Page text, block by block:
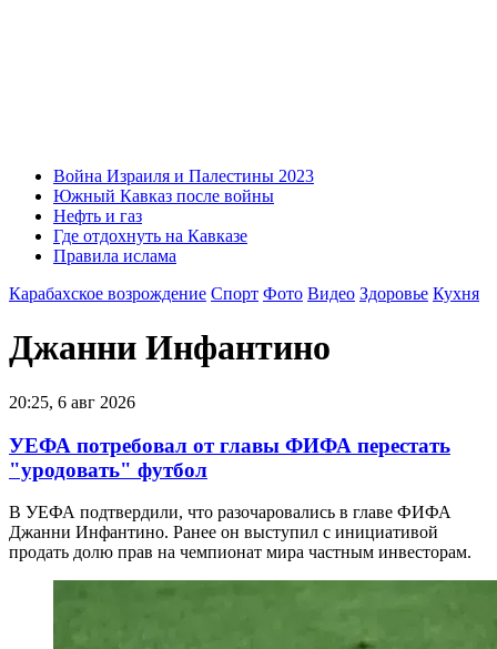
Война Израиля и Палестины 2023
Южный Кавказ после войны
Нефть и газ
Где отдохнуть на Кавказе
Правила ислама
Карабахское возрождение Спорт Фото Видео Здоровье Кухня
Джанни Инфантино
20:25, 6 авг 2026
УЕФА потребовал от главы ФИФА перестать
"уродовать" футбол
В УЕФА подтвердили, что разочаровались в главе ФИФА
Джанни Инфантино. Ранее он выступил с инициативой
продать долю прав на чемпионат мира частным инвесторам.